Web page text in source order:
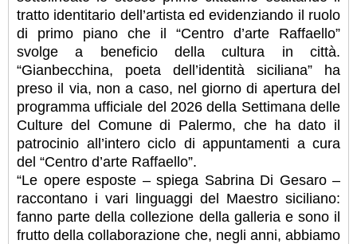
tratto identitario dell’artista ed evidenziando il ruolo
di primo piano che il “Centro d’arte Raffaello”
svolge a beneficio della cultura in città.
“Gianbecchina, poeta dell’identità siciliana” ha
preso il via, non a caso, nel giorno di apertura del
programma ufficiale del 2026 della Settimana delle
Culture del Comune di Palermo, che ha dato il
patrocinio all’intero ciclo di appuntamenti a cura
del “Centro d’arte Raffaello”.
“Le opere esposte – spiega Sabrina Di Gesaro –
raccontano i vari linguaggi del Maestro siciliano:
fanno parte della collezione della galleria e sono il
frutto della collaborazione che, negli anni, abbiamo